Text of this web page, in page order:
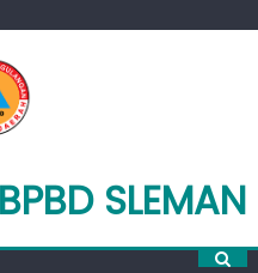
SLEMAN